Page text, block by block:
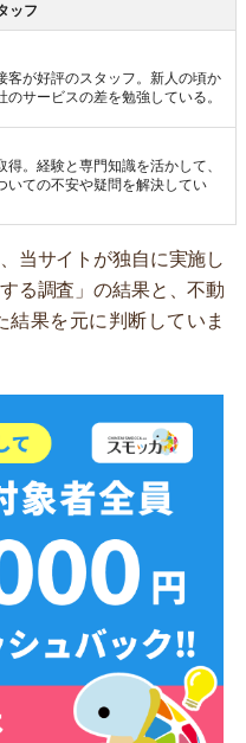
ッフ
客が好評のスタッフ。新人の頃か
サービスの差を勉強している。
。経験と専門知識を活かして、
いての不安や疑問を解決してい
当サイトが独自に実施し
る調査」の結果と、不動
結果を元に判断していま